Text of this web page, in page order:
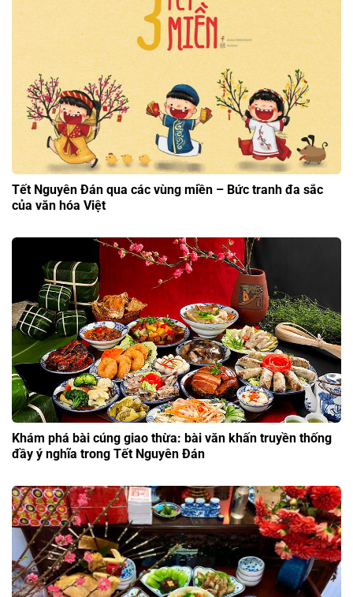
Tết Nguyên Đán qua các vùng miền – Bức tranh đa sắc
của văn hóa Việt
Khám phá bài cúng giao thừa: bài văn khấn truyền thống
đầy ý nghĩa trong Tết Nguyên Đán